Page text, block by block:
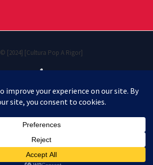
© [2024] [Cultura Pop A Rigor]
🐧
Políticas de privacidade
Cookie Policy